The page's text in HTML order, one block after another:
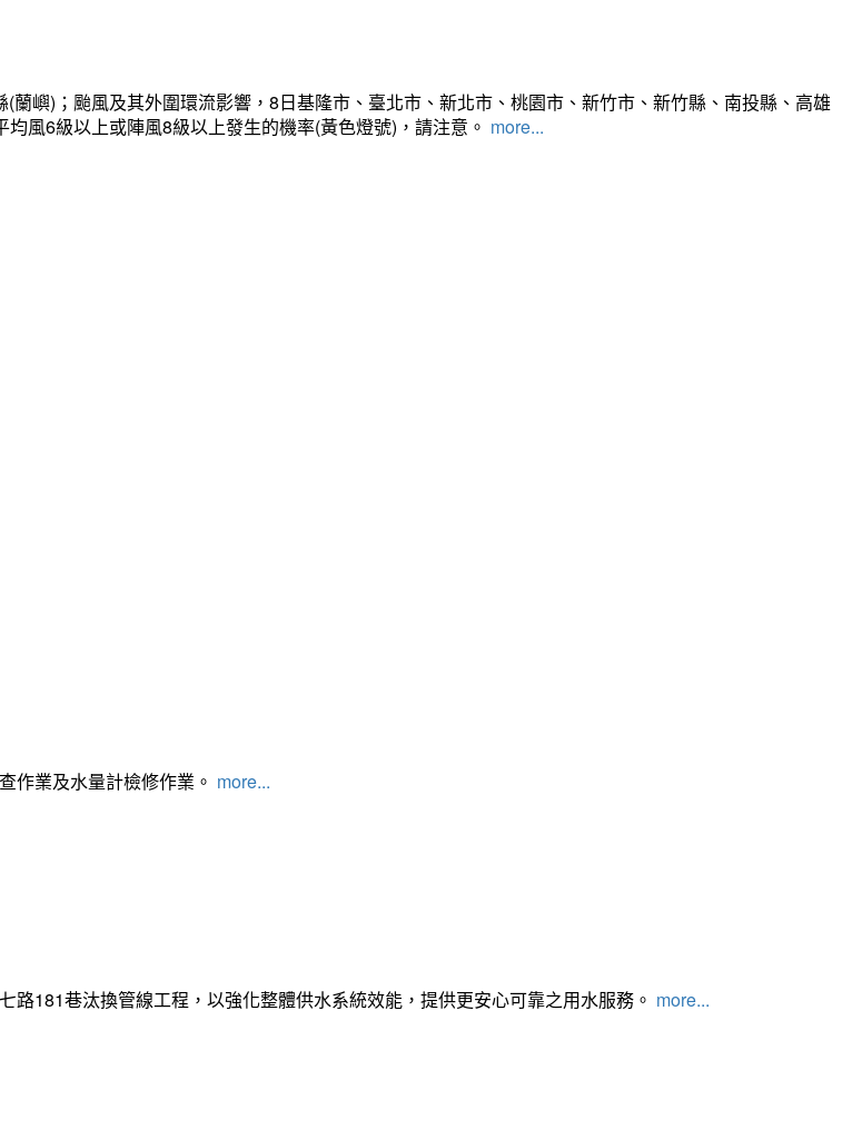
嶼)；颱風及其外圍環流影響，8日基隆市、臺北市、新北市、桃園市、新竹市、新竹縣、南投縣、高雄
風6級以上或陣風8級以上發生的機率(黃色燈號)，請注意。 more...
作業及水量計檢修作業。 more...
181巷汰換管線工程，以強化整體供水系統效能，提供更安心可靠之用水服務。 more...